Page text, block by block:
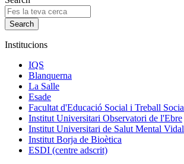
Institucions
IQS
Blanquerna
La Salle
Esade
Facultat d'Educació Social i Treball
Institut Universitari Observatori de l'Ebre
Institut Universitari de Salut Mental
Institut Borja de Bioètica
ESDI (centre adscrit)